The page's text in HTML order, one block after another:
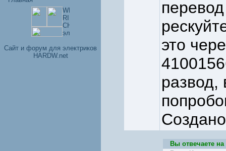
Cайт и форум для электриков
HARDW.net
это
развод,
Вы отвечаете